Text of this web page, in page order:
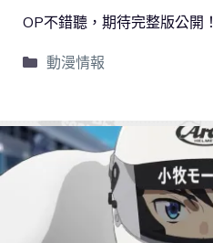
OP不錯聽，期待完整版公開！
動漫情報